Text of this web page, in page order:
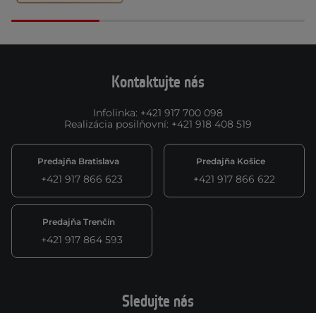
Kontaktujte nás
Infolinka: +421 917 700 098
Realizácia posilňovní: +421 918 408 519
Predajňa Bratislava
+421 917 866 623
Predajňa Košice
+421 917 866 622
Predajňa Trenčín
+421 917 864 593
Sledujte nás